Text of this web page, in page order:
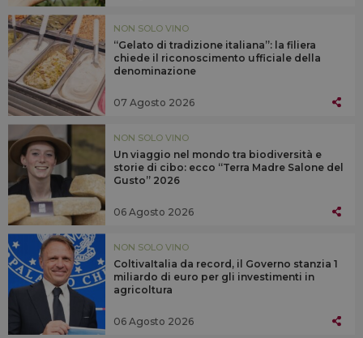
NON SOLO VINO
“Gelato di tradizione italiana”: la filiera
chiede il riconoscimento ufficiale della
denominazione
07 Agosto 2026
NON SOLO VINO
Un viaggio nel mondo tra biodiversità e
storie di cibo: ecco “Terra Madre Salone del
Gusto” 2026
06 Agosto 2026
NON SOLO VINO
ColtivaItalia da record, il Governo stanzia 1
miliardo di euro per gli investimenti in
agricoltura
06 Agosto 2026